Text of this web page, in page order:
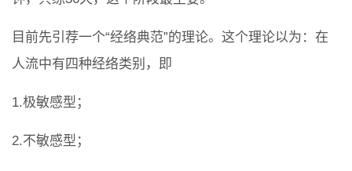
目前先引荐一个“经络典范”的理论。这个理论以为：在
人流中有四种经络类别，即
1.极敏感型；
2.不敏感型；